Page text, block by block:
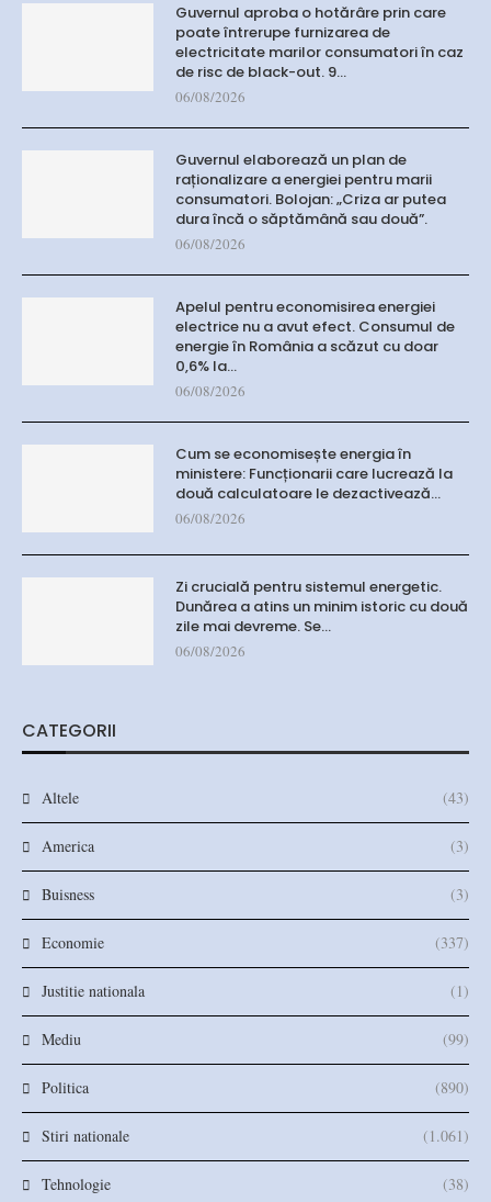
Guvernul aproba o hotărâre prin care
poate întrerupe furnizarea de
electricitate marilor consumatori în caz
de risc de black-out. 9…
06/08/2026
Guvernul elaborează un plan de
raționalizare a energiei pentru marii
consumatori. Bolojan: „Criza ar putea
dura încă o săptămână sau două”.
06/08/2026
Apelul pentru economisirea energiei
electrice nu a avut efect. Consumul de
energie în România a scăzut cu doar
0,6% la…
06/08/2026
Cum se economisește energia în
ministere: Funcționarii care lucrează la
două calculatoare le dezactivează…
06/08/2026
Zi crucială pentru sistemul energetic.
Dunărea a atins un minim istoric cu două
zile mai devreme. Se…
06/08/2026
CATEGORII
Altele (43)
America (3)
Buisness (3)
Economie (337)
Justitie nationala (1)
Mediu (99)
Politica (890)
Stiri nationale (1.061)
Tehnologie (38)